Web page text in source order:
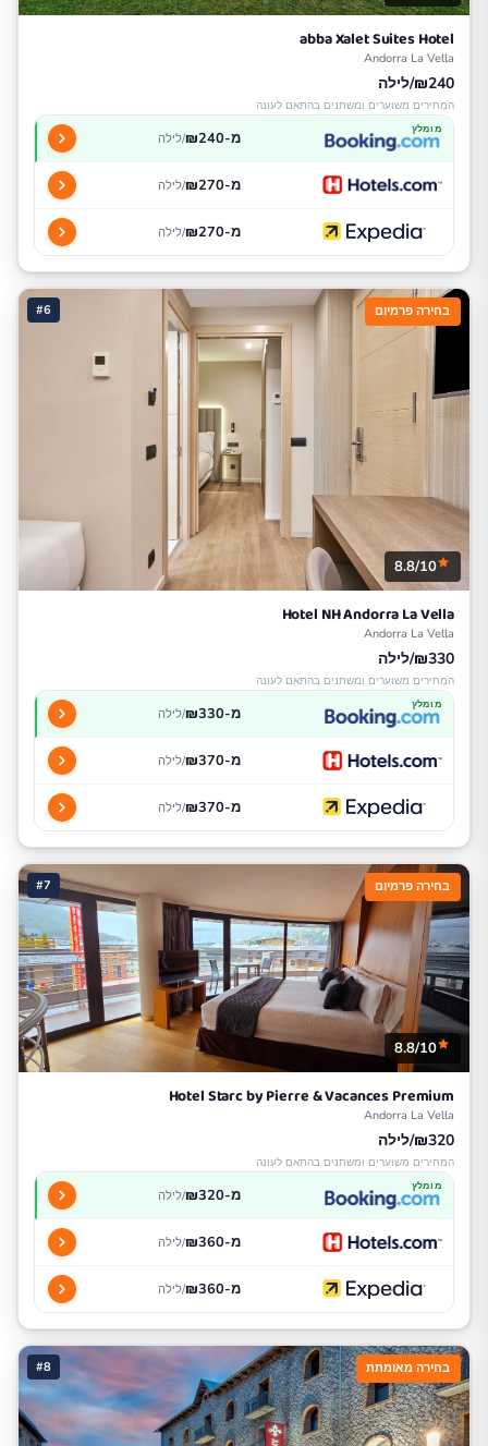
abba Xalet Suites Hotel
Andorra La Vella
₪240/לילה
המחירים משוערים ומשתנים בהתאם לעונה
מומלץ מ-₪240 /לילה
מ-₪270 /לילה
מ-₪270 /לילה
#6 בחירה פרמיום
8.8/10
Hotel NH Andorra La Vella
Andorra La Vella
₪330/לילה
המחירים משוערים ומשתנים בהתאם לעונה
מומלץ מ-₪330 /לילה
מ-₪370 /לילה
מ-₪370 /לילה
#7 בחירה פרמיום
8.8/10
Hotel Starc by Pierre & Vacances Premium
Andorra La Vella
₪320/לילה
המחירים משוערים ומשתנים בהתאם לעונה
מומלץ מ-₪320 /לילה
מ-₪360 /לילה
מ-₪360 /לילה
#8 בחירה מאומתת